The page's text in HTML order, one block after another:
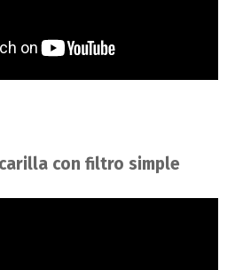
con filtro simple